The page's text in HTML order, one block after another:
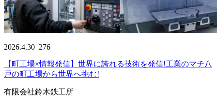
2026.4.30 276
【町工場×情報発信】世界に誇れる技術を発信!工業のマチ八
戸の町工場から世界へ挑む!
有限会社鈴木鉄工所